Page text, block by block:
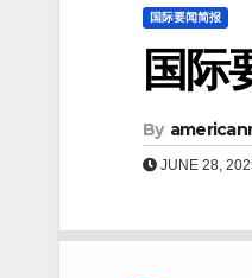
国际要闻简报
国际
By
JUNE 28,